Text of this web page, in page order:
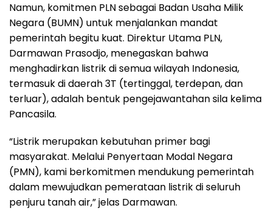
Namun, komitmen PLN sebagai Badan Usaha Milik
Negara (BUMN) untuk menjalankan mandat
pemerintah begitu kuat. Direktur Utama PLN,
Darmawan Prasodjo, menegaskan bahwa
menghadirkan listrik di semua wilayah Indonesia,
termasuk di daerah 3T (tertinggal, terdepan, dan
terluar), adalah bentuk pengejawantahan sila kelima
Pancasila.
“Listrik merupakan kebutuhan primer bagi
masyarakat. Melalui Penyertaan Modal Negara
(PMN), kami berkomitmen mendukung pemerintah
dalam mewujudkan pemerataan listrik di seluruh
penjuru tanah air,” jelas Darmawan.